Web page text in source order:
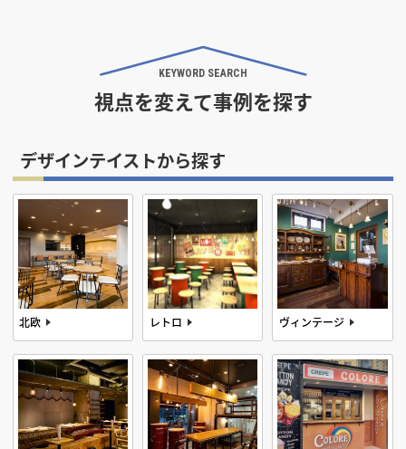
坪 ～
検索する
KEYWORD SEARCH
視点を変えて事例を探す
デザインテイストから探す
北欧 レトロ ヴィンテージ